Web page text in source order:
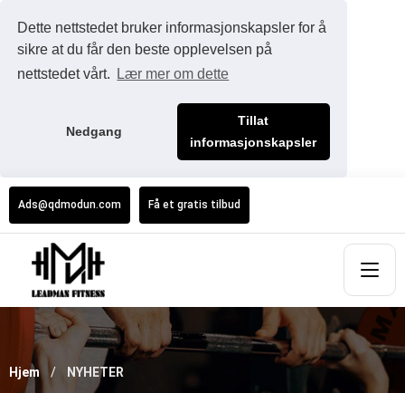
Dette nettstedet bruker informasjonskapsler for å
sikre at du får den beste opplevelsen på
nettstedet vårt.
Lær mer om dette
Nedgang
Tillat
informasjonskapsler
Ads@qdmodun.com Få et gratis tilbud
Hjem NYHETER